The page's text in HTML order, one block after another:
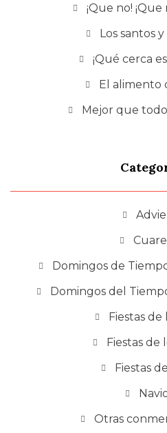
¡Que no!
Los santos
¡Qué cerca
El alimento
Mejor que
Domingos de
Domingos del
Fiestas de
Fiestas de
Fiestas
Otras